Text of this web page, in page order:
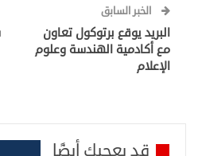
الخبر السابق
البريد يوقع برتوكول تعاون
مع أكادمية الهندسة وعلوم
الإعلام
قد يعجبك أيضًا